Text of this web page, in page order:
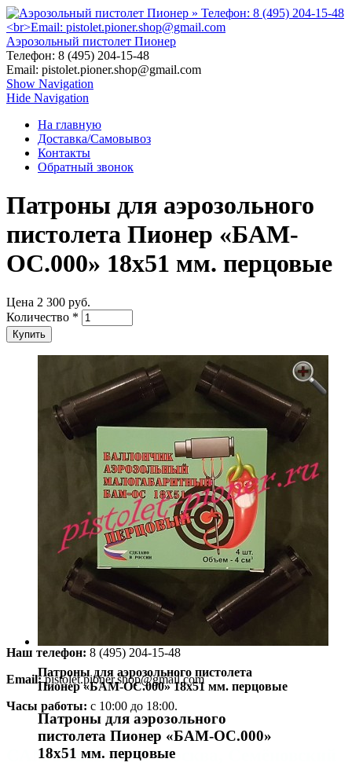
Перейти к основному содержанию
Аэрозольный пистолет Пионер
Телефон: 8 (495) 204-15-48
Email: pistolet.pioner.shop@gmail.com
Show Navigation
Hide Navigation
На главную
Доставка/Самовывоз
Контакты
Обратный звонок
Патроны для аэрозольного
пистолета Пионер «БАМ-
ОС.000» 18х51 мм. перцовые
Цена 2 300 руб.
Количество *
Патроны для аэрозольного пистолета
Пионер «БАМ-ОС.000» 18х51 мм. перцовые
Патроны для аэрозольного
пистолета Пионер «БАМ-ОС.000»
18х51 мм. перцовые
Наш телефон: 8 (495) 204-15-48
Email:pistolet.pioner.shop@gmail.com
Часы работы: с 10:00 до 18:00.
САМОВЫВОЗ: г. Москва, Семёновский